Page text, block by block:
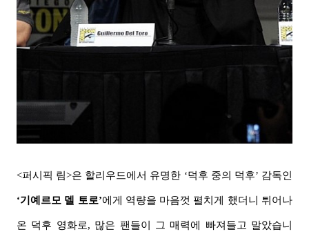
<퍼시픽 림>은 할리우드에서 유명한 ‘덕후 중의 덕후’ 감독인
‘기예르모 델 토로’에게 역량을 마음껏 펼치게 했더니 튀어나
온 덕후 영화로, 많은 팬들이 그 매력에 빠져들고 말았습니